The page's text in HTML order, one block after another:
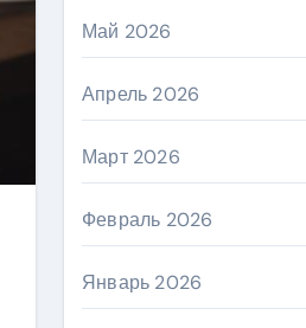
Май 2026
Апрель 2026
Март 2026
Февраль 2026
Январь 2026